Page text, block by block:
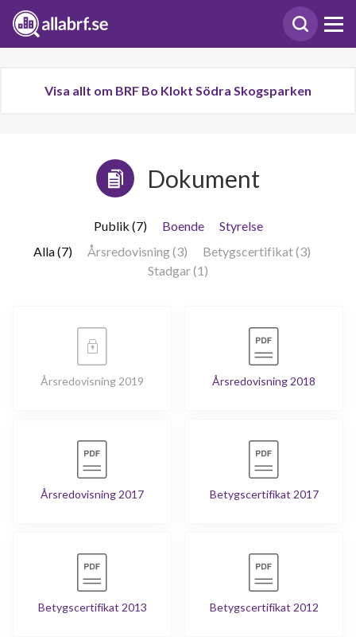
Visa allt om BRF Bo Klokt Södra Skogsparken
Dokument
Publik (7) Boende
Styrelse
Alla (7)
Årsredovisning (3)
Betygscertifikat (3)
Stadgar (1)
Årsredovisning 2019 Årsredovisning 2018
Årsredovisning 2017 Betygscertifikat 2017
Betygscertifikat 2013 Betygscertifikat 2012